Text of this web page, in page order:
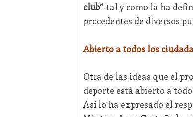
club”-tal y como la ha
procedentes de diversos
Abierto a todos los
Otra de las ideas que el
deporte está abierto a
Así lo ha expresado el